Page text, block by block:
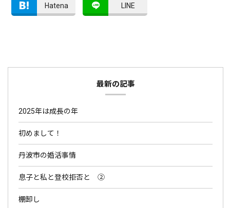
Hatena LINE
最新の記事
2025年は成長の年
初めまして！
丹波市の婚活事情
息子と私と登校拒否と ②
棚卸し